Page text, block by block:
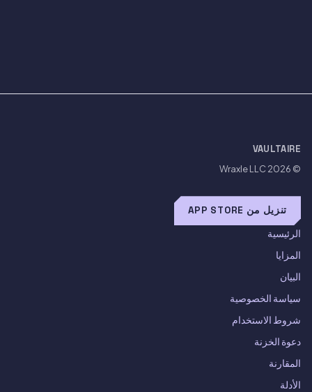
VAULTAIRE
© 2026
Wraxle LLC
تنزيل من APP STORE
الرئيسية
المزايا
البيان
سياسة الخصوصية
شروط الاستخدام
دعوة الخزنة
المقارنة
الأدلة